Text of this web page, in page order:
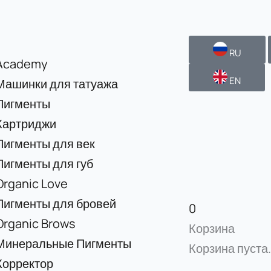
для татуажа
для век
для губ
Love
для бровей
Brows
Пигменты
RU
EN
0
Корзина
Корзина пуста.